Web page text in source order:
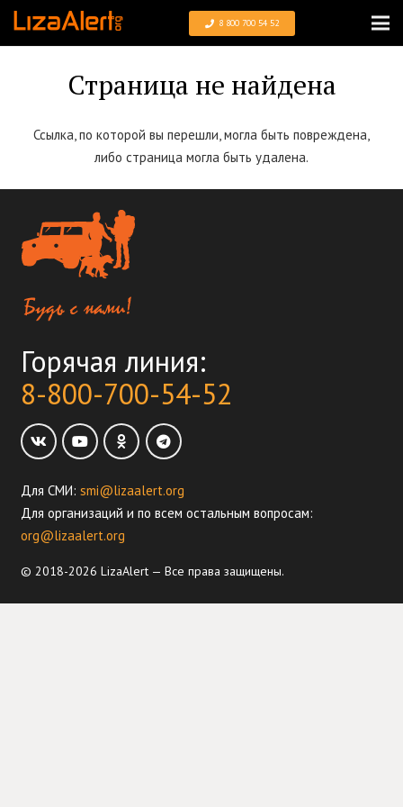
8 800 700 54 52
Страница не найдена
Ссылка, по которой вы перешли, могла быть повреждена,
либо страница могла быть удалена.
Горячая линия:
8-800-700-54-52
Для СМИ: smi@lizaalert.org
Для организаций и по всем остальным вопросам:
org@lizaalert.org
© 2018-2026 LizaAlert — Все права защищены.